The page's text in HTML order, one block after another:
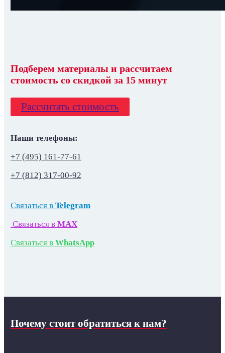
Подберем материалы и рассчитаем
стоимость со скидкой за 15 минут
Рассчитать стоимость
Наши телефоны:
+7 (495) 161-77-61
+7 (812) 317-00-92
Связаться в Telegram
Связаться в MAX
Связаться в WhatsApp
Почему стоит обратиться к нам?